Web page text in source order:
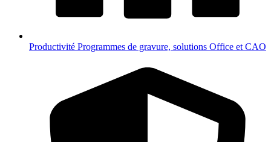
Productivité Programmes de gravure, solutions Office et CAO